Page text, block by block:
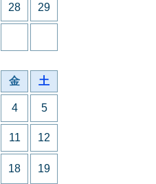
28 29
金 土
4 5
11 12
18 19